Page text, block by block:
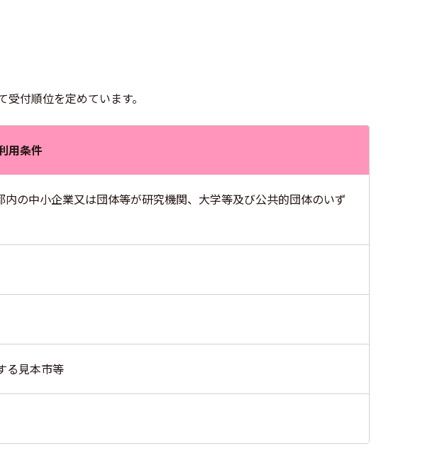
付順位を定めています。
用条件
の中小企業又は団体等が研究機関、大学等及び公共的団体のいず
る見本市等